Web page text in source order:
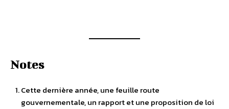
Notes
Cette dernière année, une feuille route
gouvernementale, un rapport et une proposition de loi